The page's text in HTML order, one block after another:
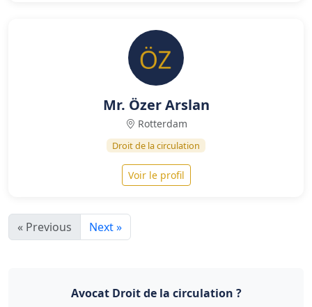
Mr. Özer Arslan
Rotterdam
Droit de la circulation
Voir le profil
« Previous Next »
Avocat Droit de la circulation ?